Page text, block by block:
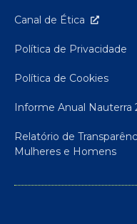
Canal de Ética
Política de Privacidade
Política de Cookies
Informe Anual Nauterra
Relatório de
Mulheres e Homens